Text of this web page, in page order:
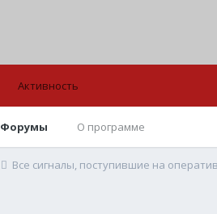
Форумы О программе
Активность
Все сигналы, поступившие на